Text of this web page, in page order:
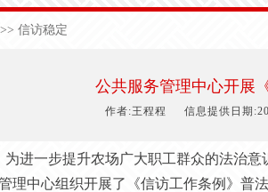
，东经134°00′～134°25′之间。
与前锋农场接壤；北与前哨农场毗
性季风气候，极端日最低气温-40.3
度，年降雨量590毫米。
>> 信访稳定
公共服务管理中心开展
作者:王程程 信息提供日期
为进一步提升农场广大职工群众的法治
理中心组织开展了《信访工作条例》普法